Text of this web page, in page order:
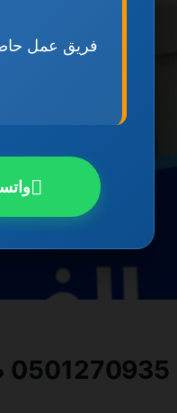
فريق عمل